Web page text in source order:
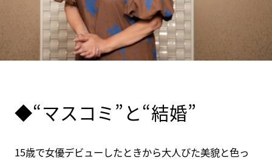
◆“マスコミ”と“結婚”
15歳で女優デビューしたときから大人びた美貌と色っ